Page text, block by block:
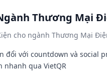
Thương Mại
cho ngành Thương Mại
đổi với countdown và social
nhanh qua VietQR